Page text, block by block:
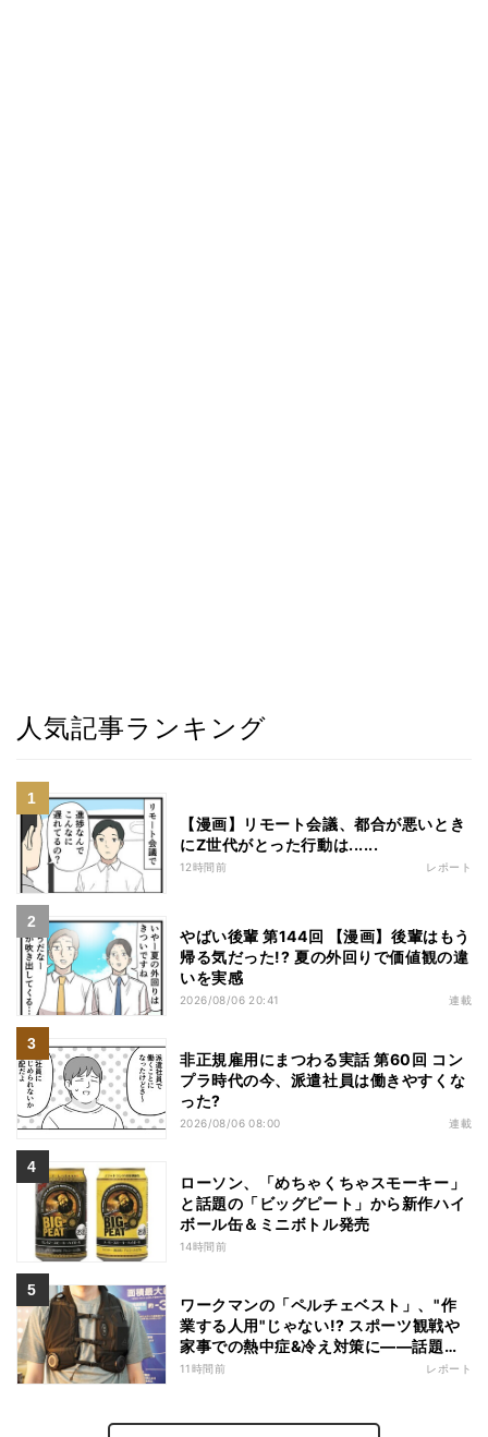
人気記事ランキング
【漫画】リモート会議、都合が悪いとき
にZ世代がとった行動は......
12時間前 レポート
やばい後輩 第144回 【漫画】後輩はもう
帰る気だった!? 夏の外回りで価値観の違
いを実感
2026/08/06 20:41 連載
非正規雇用にまつわる実話 第60回 コン
プラ時代の今、派遣社員は働きやすくな
った?
2026/08/06 08:00 連載
ローソン、「めちゃくちゃスモーキー」
と話題の「ビッグピート」から新作ハイ
ボール缶＆ミニボトル発売
14時間前
ワークマンの「ペルチェベスト」、"作
業する人用"じゃない!? スポーツ観戦や
家事での熱中症&冷え対策に――話題の
商品を徹底検証
11時間前 レポート